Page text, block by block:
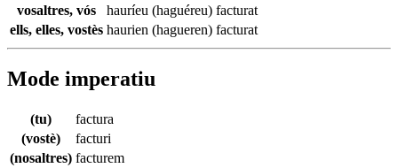
vosaltres, vós
hauríeu (haguéreu) facturat
ells, elles, vostès haurien (hagueren) facturat
Mode imperatiu
(tu)
factura
(vostè)
facturi
(nosaltres) facturem